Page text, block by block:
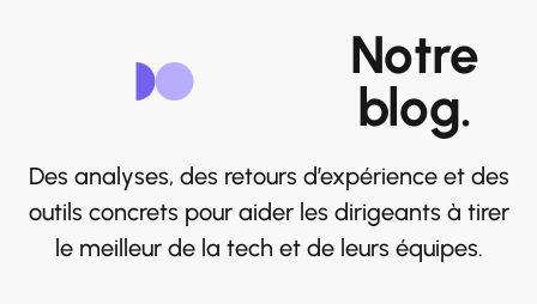
Notre
blog.
Des analyses, des retours d’expérience et des
outils concrets pour aider les dirigeants à tirer
le meilleur de la tech et de leurs équipes.